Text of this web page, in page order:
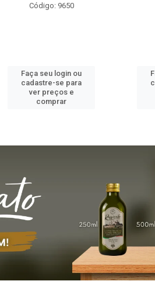
Código: 9650
Faça seu login ou
cadastre-se para
ver preços e
comprar